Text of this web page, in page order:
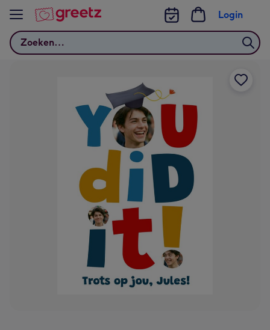
Bekijk meer
Zoeken
Login